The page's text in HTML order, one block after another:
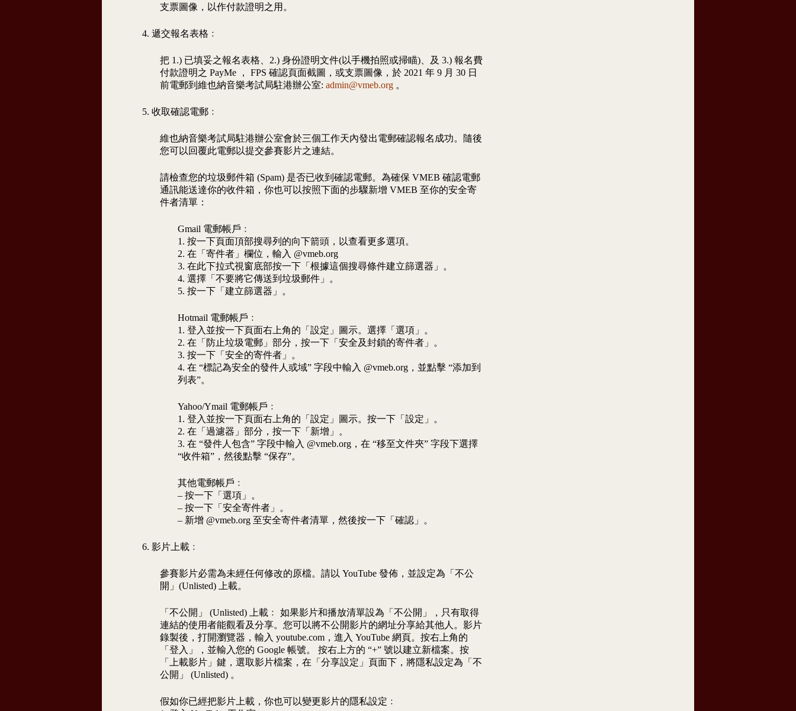
支票圖像，以作付款證明之用。
4. 遞交報名表格﹕
把 1.) 已填妥之報名表格、2.) 身份證明文件(以手機拍照或掃瞄)、及 3.) 報名費
付款證明之 PayMe ， FPS 確認頁面截圖，或支票圖像，於 2021 年 9 月 30 日
前電郵到維也納音樂考試局駐港辦公室: admin@vmeb.org 。
5. 收取確認電郵﹕
維也納音樂考試局駐港辦公室會於三個工作天內發出電郵確認報名成功。隨後
您可以回覆此電郵以提交參賽影片之連結。
請檢查您的垃圾郵件箱 (Spam) 是否已收到確認電郵。為確保 VMEB 確認電郵
通訊能送達你的收件箱，你也可以按照下面的步驟新增 VMEB 至你的安全寄
件者清單：
Gmail 電郵帳戶﹕
1. 按一下頁面頂部搜尋列的向下箭頭，以查看更多選項。
2. 在「寄件者」欄位，輸入 @vmeb.org
3. 在此下拉式視窗底部按一下「根據這個搜尋條件建立篩選器」。
4. 選擇「不要將它傳送到垃圾郵件」。
5. 按一下「建立篩選器」。
Hotmail 電郵帳戶﹕
1. 登入並按一下頁面右上角的「設定」圖示。選擇「選項」。
2. 在「防止垃圾電郵」部分，按一下「安全及封鎖的寄件者」。
3. 按一下「安全的寄件者」。
4. 在 “標記為安全的發件人或域” 字段中輸入 @vmeb.org，並點擊 “添加到
列表”。
Yahoo/Ymail 電郵帳戶﹕
1. 登入並按一下頁面右上角的「設定」圖示。按一下「設定」。
2. 在「過濾器」部分，按一下「新增」。
3. 在 “發件人包含” 字段中輸入 @vmeb.org，在 “移至文件夾” 字段下選擇
“收件箱”，然後點擊 “保存”。
其他電郵帳戶﹕
– 按一下「選項」。
– 按一下「安全寄件者」。
– 新增 @vmeb.org 至安全寄件者清單，然後按一下「確認」。
6. 影片上載﹕
參賽影片必需為未經任何修改的原檔。請以 YouTube 發佈，並設定為「不公
開」(Unlisted) 上載。
「不公開」 (Unlisted) 上載﹕ 如果影片和播放清單設為「不公開」，只有取得
連結的使用者能觀看及分享。您可以將不公開影片的網址分享給其他人。影片
錄製後，打開瀏覽器，輸入 youtube.com，進入 YouTube 網頁。按右上角的
「登入」，並輸入您的 Google 帳號。 按右上方的 “+” 號以建立新檔案。按
「上載影片」鍵，選取影片檔案，在「分享設定」頁面下，將隱私設定為「不
公開」 (Unlisted) 。
假如你已經把影片上載，你也可以變更影片的隱私設定﹕